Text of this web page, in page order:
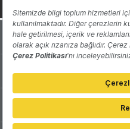
Hakkında
Katkıda Bulun